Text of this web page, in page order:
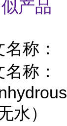
产品
称：
称：
水）